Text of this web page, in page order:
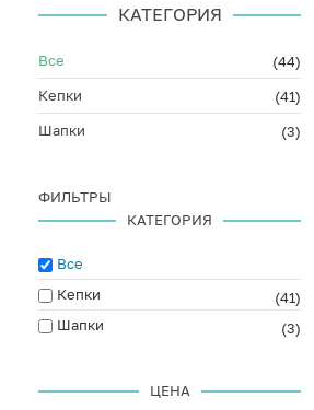
КАТЕГОРИЯ
Все
(44)
Кепки
(41)
Шапки
(3)
ФИЛЬТРЫ
КАТЕГОРИЯ
Все
Кепки
(41)
Шапки
(3)
ЦЕНА